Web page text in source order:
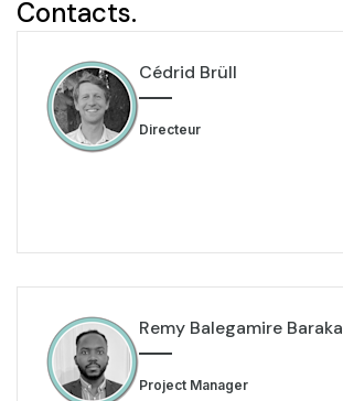
Contacts.
Cédrid Brüll
Directeur
Remy Balegamire Baraka
Project Manager